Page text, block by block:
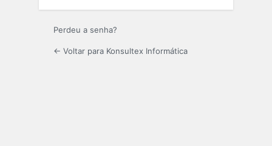
Perdeu a senha?
← Voltar para Konsultex Informática